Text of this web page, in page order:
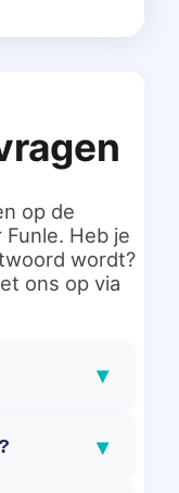
op de
Heb je
wordt?
ons op via
▾
▾